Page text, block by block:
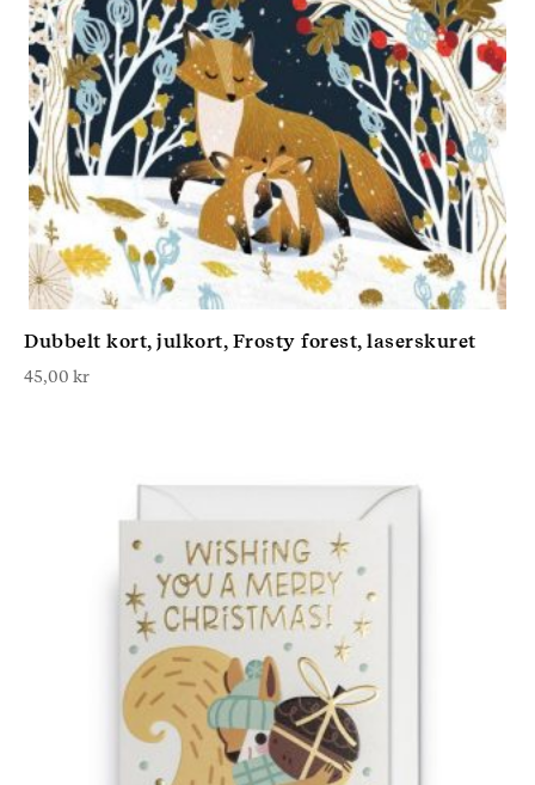
Dubbelt kort, julkort, Frosty forest, laserskuret
45,00 kr